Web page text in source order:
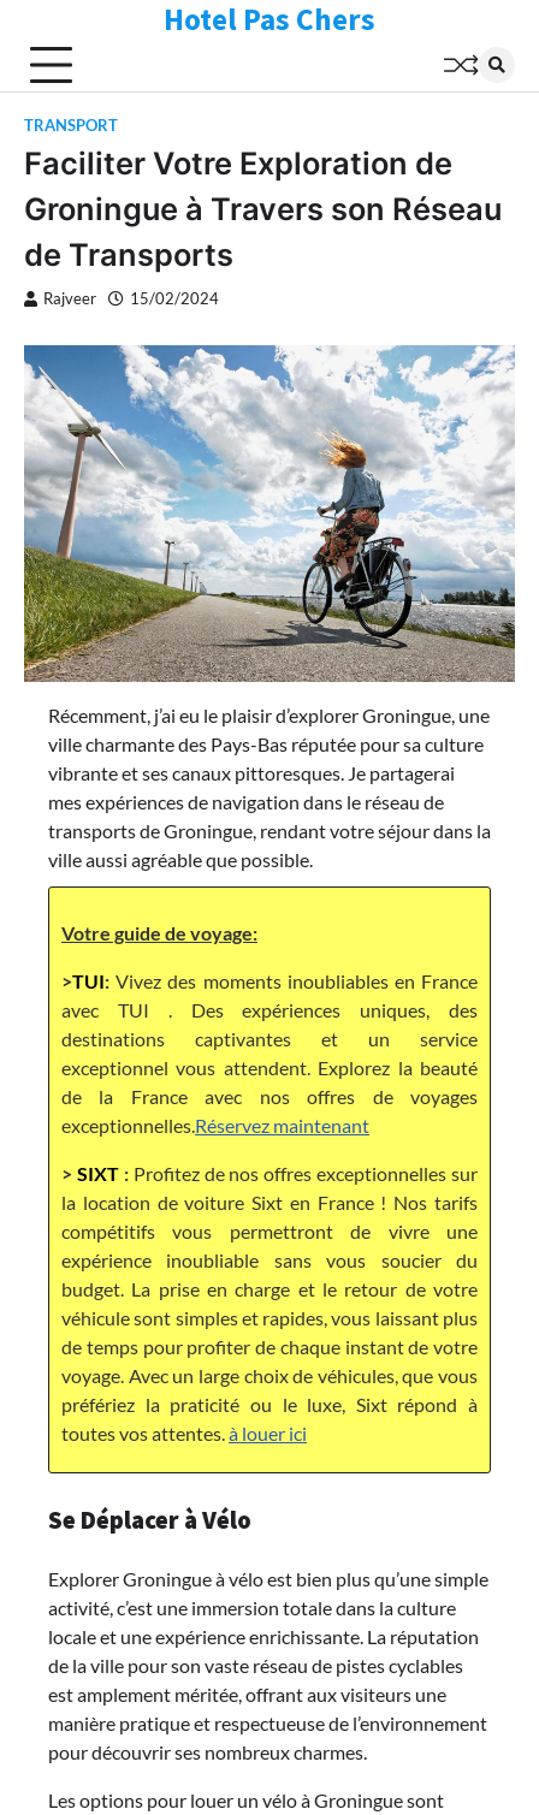
content
Hotel Pas Chers
TRANSPORT
Faciliter Votre Exploration de
Groningue à Travers son Réseau
de Transports
Rajveer 15/02/2024
Récemment, j’ai eu le plaisir d’explorer Groningue, une
ville charmante des Pays-Bas réputée pour sa culture
vibrante et ses canaux pittoresques. Je partagerai
mes expériences de navigation dans le réseau de
transports de Groningue, rendant votre séjour dans la
ville aussi agréable que possible.
Votre guide de voyage:
>TUI: Vivez des moments inoubliables en France
avec TUI . Des expériences uniques, des
destinations captivantes et un service
exceptionnel vous attendent. Explorez la beauté
de la France avec nos offres de voyages
exceptionnelles.Réservez maintenant
> SIXT:Profitez de nos offres exceptionnelles sur
la location de voiture Sixt en France ! Nos tarifs
compétitifs vous permettront de vivre une
expérience inoubliable sans vous soucier du
budget. La prise en charge et le retour de votre
véhicule sont simples et rapides, vous laissant plus
de temps pour profiter de chaque instant de votre
voyage. Avec un large choix de véhicules, que vous
préfériez la praticité ou le luxe, Sixt répond à
toutes vos attentes.à louer ici
Se Déplacer à Vélo
Explorer Groningue à vélo est bien plus qu’une simple
activité, c’est une immersion totale dans la culture
locale et une expérience enrichissante. La réputation
de la ville pour son vaste réseau de pistes cyclables
est amplement méritée, offrant aux visiteurs une
manière pratique et respectueuse de l’environnement
pour découvrir ses nombreux charmes.
Les options pour louer un vélo à Groningue sont